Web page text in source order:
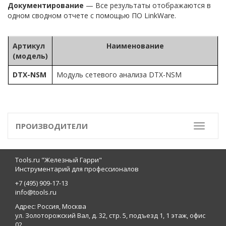
Документирование — Все результаты отображаются в
одном сводном отчете с помощью ПО LinkWare.
Артикул
(модель)
Наименование
DTX-NSM Модуль сетевого анализа DTX-NSM
Toggle
ПРОИЗВОДИТЕЛИ
Tools.ru "Железный Гарри"
Инструментарий для профессионалов
+7 (495) 909-17-13
info@tools.ru
Адрес: Россия, Москва
ул. Золоторожский Вал, д. 32, стр. 5, подъезд 1, 1 этаж, офис